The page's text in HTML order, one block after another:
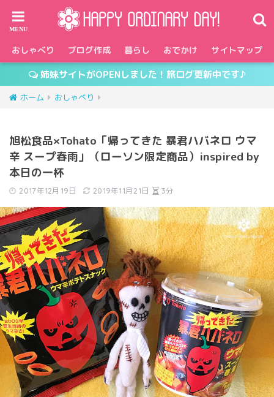
おしゃべり ブログ作成 暮らし おでかけ サイトマップ
姉妹サイトがOPENしました！旅ログ更新中です♪
ホーム おしゃべり
旭松食品×Tohato「帰ってきた 暴君ハバネロ ウマ
辛 スープ春雨」（ローソン限定商品）inspired by
本日の一杯
2017年12月19日 2019年11月21日 3分